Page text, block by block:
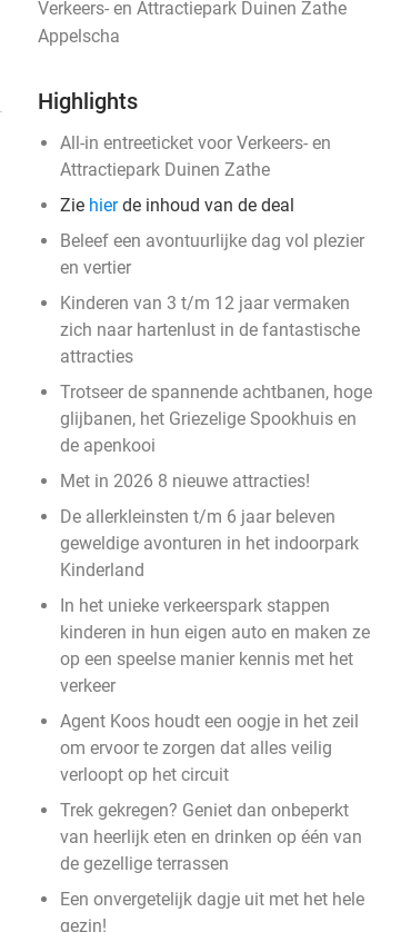
Verkeers- en Attractiepark Duinen Zathe
Appelscha
Highlights
All-in entreeticket voor Verkeers- en
Attractiepark Duinen Zathe
Zie hierde inhoud van de deal
Beleef een avontuurlijke dag vol plezier
en vertier
Kinderen van 3 t/m 12 jaar vermaken
zich naar hartenlust in de fantastische
attracties
Trotseer de spannende achtbanen, hoge
glijbanen, het Griezelige Spookhuis en
de apenkooi
Met in 2026 8 nieuwe attracties!
De allerkleinsten t/m 6 jaar beleven
geweldige avonturen in het indoorpark
Kinderland
In het unieke verkeerspark stappen
kinderen in hun eigen auto en maken ze
op een speelse manier kennis met het
verkeer
Agent Koos houdt een oogje in het zeil
om ervoor te zorgen dat alles veilig
verloopt op het circuit
Trek gekregen? Geniet dan onbeperkt
van heerlijk eten en drinken op één van
de gezellige terrassen
Een onvergetelijk dagje uit met het hele
gezin!